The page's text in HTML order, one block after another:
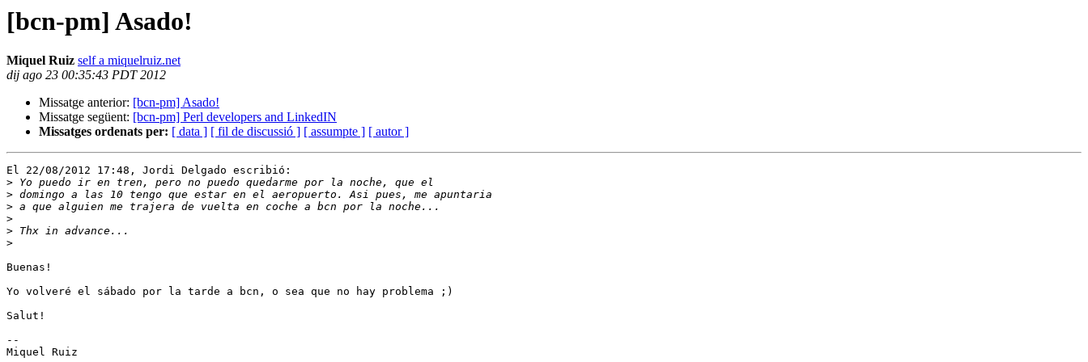
[bcn-pm] Asado!
Miquel Ruiz self a miquelruiz.net
dij ago 23 00:35:43 PDT 2012
Missatge anterior: [bcn-pm] Asado!
Missatge següent: [bcn-pm] Perl developers and LinkedIN
Missatges ordenats per: [ data ] [ fil de discussió ] [ assumpte ] [ autor ]
El 22/08/2012 17:48, Jordi Delgado escribió:
>
>
>
>
>
>
Buenas!
Yo volveré el sábado por la tarde a bcn, o sea que no hay problema ;)
Salut!
--